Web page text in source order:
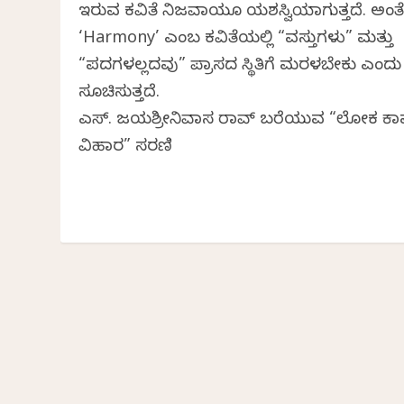
ಇರುವ ಕವಿತೆ ನಿಜವಾಗಿಯೂ ಯಶಸ್ವಿಯಾಗುತ್ತದೆ.
‘Harmony’ ಎಂಬ ಕವಿತೆಯಲ್ಲಿ “ವಸ್ತುಗಳು” ಮತ್ತು
“ಪದಗಳಲ್ಲದವು” ಪ್ರಾಸದ ಸ್ಥಿತಿಗೆ ಮರಳಬೇಕು ಎಂದು
ಸೂಚಿಸುತ್ತದೆ.
ಎಸ್. ಜಯಶ್ರೀನಿವಾಸ ರಾವ್ ಬರೆಯುವ “ಲೋಕ
ವಿಹಾರ” ಸರಣಿ